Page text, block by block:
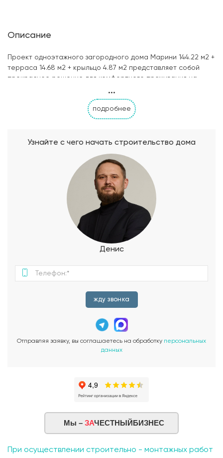
Описание
Проект одноэтажного загородного дома Марини 144.22 м2 +
терраса 14.68 м2 + крыльцо 4.87 м2 представляет собой
прекрасное решение для комфортного проживания на
потребности и пожелания, обеспечивая уютную атмосферу
и эргономичное пространство. В состав этого загородного
дома входит гараж, где вы можете безопасно хранить свой
парковочных проблем. Сауна, расположенная в доме,
процедурами прямо у себя дома. Дом предлагает две
просторные спальни, которые обеспечат вам комфортный
сон и хороший отдых. Главной особенностью проекта
является просторная терраса, на которой вы можете
наслаждаться свежим воздухом и прекрасным видом на
природу. Терраса можно использовать как место для отдыха
и барбекю, а также для проведения вечеринок и семейных
посиделок. Крыльцо перед домом добавляет шарм и уют, а
также защищает от непогоды и создает зону встречи с
отличается простотой и функциональностью, идеально
вписываясь в природную среду и обеспечивая комфорт для
для тех, кто ценит комфорт и функциональность в
сочетании с приятной атмосферой загородного
...
подробнее
Узнайте с чего начать строительство дома
Денис
жду звонка
Отправляя заявку, вы соглашаетесь на обработку персональных
данных
Мы – ЗАЧЕСТНЫЙБИЗНЕС
При осуществлении строительно - монтажных работ